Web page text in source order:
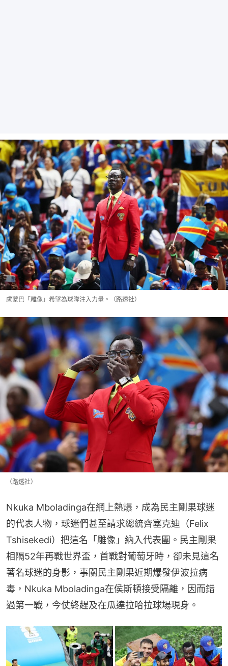
盧蒙巴「雕像」希望為球隊注入力量。（路透社）
（路透社）
Nkuka Mboladinga在網上熱爆，成為民主剛果球迷
的代表人物，球迷們甚至請求總統齊塞克迪（Felix
Tshisekedi）把這名「雕像」納入代表團。民主剛果
相隔52年再戰世界盃，首戰對葡萄牙時，卻未見這名
著名球迷的身影，事關民主剛果近期爆發伊波拉病
毒，Nkuka Mboladinga在侯斯頓接受隔離，因而錯
過第一戰，今仗終趕及在瓜達拉哈拉球場現身。